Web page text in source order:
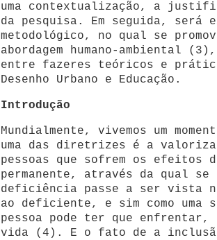
uma contextualização, a
da pesquisa. Em seguida, será
metodológico, no qual se
abordagem humano-ambiental
entre fazeres teóricos e
Desenho Urbano e Educação.
Introdução
Mundialmente, vivemos um
uma das diretrizes é a
pessoas que sofrem os efeitos
permanente, através da qual se
deficiência passe a ser vista
ao deficiente, e sim como uma
pessoa pode ter que enfrentar,
vida (4). E o fato de a